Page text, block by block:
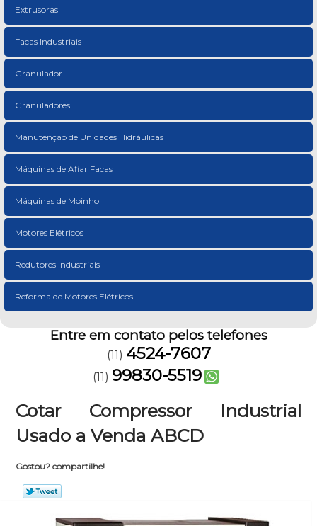
Extrusoras
Facas Industriais
Granulador
Granuladores
Manutenção de Unidades Hidráulicas
Máquinas de Afiar Facas
Máquinas de Moinho
Motores Elétricos
Redutores Industriais
Reforma de Motores Elétricos
Entre em contato pelos telefones
(11) 4524-7607
(11) 99830-5519
Cotar Compressor Industrial
Usado a Venda ABCD
Gostou? compartilhe!